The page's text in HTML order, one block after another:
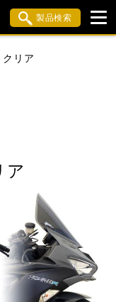
製品検索
クリア
ア